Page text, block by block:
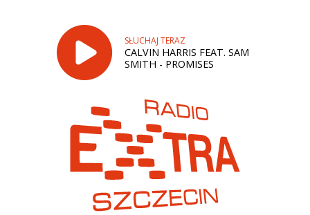
SŁUCHAJ TERAZ
CALVIN HARRIS FEAT. SAM
SMITH - PROMISES